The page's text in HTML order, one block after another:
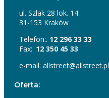
ul. Szlak 28 lok. 14
31-153 Kraków
Telefon:. 12 296 33 33
Fax:. 12 350 45 33
e-mail: allstreet@allstreet.pl
Oferta: